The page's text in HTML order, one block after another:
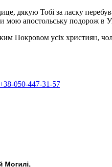
дякую Тобі за ласку
мою апостольську подорож в
усіх християн,
050-447-31-57
Могилі,